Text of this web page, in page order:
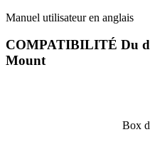
Manuel utilisateur en anglais
COMPATIBILITÉ Du
Mount
Box